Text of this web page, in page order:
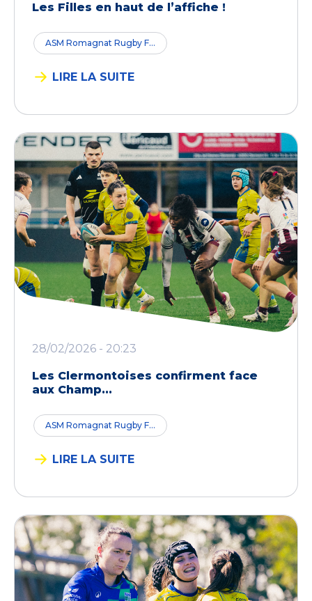
Les Filles en haut de l’affiche !
ASM Romagnat Rugby F...
LIRE LA SUITE
28/02/2026 - 20:23
Les Clermontoises confirment face
aux Champ...
ASM Romagnat Rugby F...
LIRE LA SUITE